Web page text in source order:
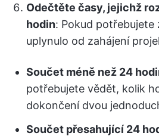
Odečtěte časy, jejichž
hodin: Pokud
uplynulo od zahájení
Součet méně než 24
potřebujete vědět, kolik
dokončení dvou
Součet přesahující 24